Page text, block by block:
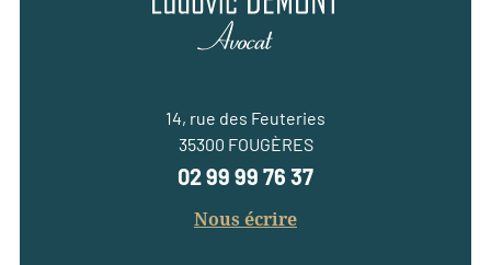
14, rue des Feuteries
35300 FOUGÈRES
02 99 99 76 37
Nous écrire